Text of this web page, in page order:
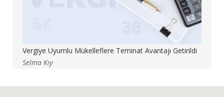
Vergiye Uyumlu Mükelleflere Teminat Avantajı Getirildi
Selma Kıy